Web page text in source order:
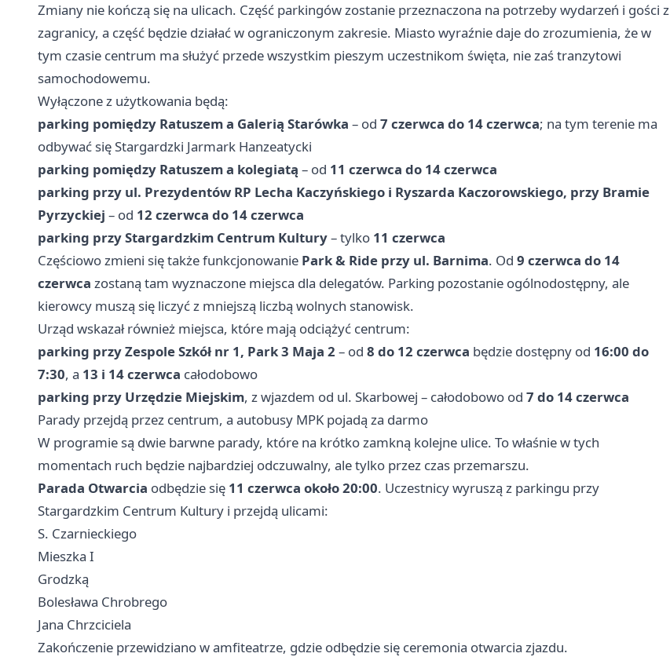
Zmiany nie kończą się na ulicach. Część parkingów zostanie przeznaczona na potrzeby wydarzeń i gości z
zagranicy, a część będzie działać w ograniczonym zakresie. Miasto wyraźnie daje do zrozumienia, że w
tym czasie centrum ma służyć przede wszystkim pieszym uczestnikom święta, nie zaś tranzytowi
samochodowemu.
Wyłączone z użytkowania będą:
parking pomiędzy Ratuszem a Galerią Starówka – od 7 czerwca do 14 czerwca; na tym terenie ma
odbywać się Stargardzki Jarmark Hanzeatycki
parking pomiędzy Ratuszem a kolegiatą – od 11 czerwca do 14 czerwca
parking przy ul. Prezydentów RP Lecha Kaczyńskiego i Ryszarda Kaczorowskiego, przy Bramie
Pyrzyckiej – od 12 czerwca do 14 czerwca
parking przy Stargardzkim Centrum Kultury– tylko 11 czerwca
Częściowo zmieni się także funkcjonowanie Park & Ride przy ul. Barnima. Od 9 czerwca do 14
czerwca zostaną tam wyznaczone miejsca dla delegatów. Parking pozostanie ogólnodostępny, ale
kierowcy muszą się liczyć z mniejszą liczbą wolnych stanowisk.
Urząd wskazał również miejsca, które mają odciążyć centrum:
parking przy Zespole Szkół nr 1, Park 3 Maja 2 – od 8 do 12 czerwca będzie dostępny od 16:00 do
7:30, a 13 i 14 czerwca całodobowo
parking przy Urzędzie Miejskim, z wjazdem od ul. Skarbowej – całodobowo od 7 do 14 czerwca
Parady przejdą przez centrum, a autobusy MPK pojadą za darmo
W programie są dwie barwne parady, które na krótko zamkną kolejne ulice. To właśnie w tych
momentach ruch będzie najbardziej odczuwalny, ale tylko przez czas przemarszu.
Parada Otwarcia odbędzie się 11 czerwca około 20:00. Uczestnicy wyruszą z parkingu przy
Stargardzkim Centrum Kultury i przejdą ulicami:
S. Czarnieckiego
Mieszka I
Grodzką
Bolesława Chrobrego
Jana Chrzciciela
Zakończenie przewidziano w amfiteatrze, gdzie odbędzie się ceremonia otwarcia zjazdu.